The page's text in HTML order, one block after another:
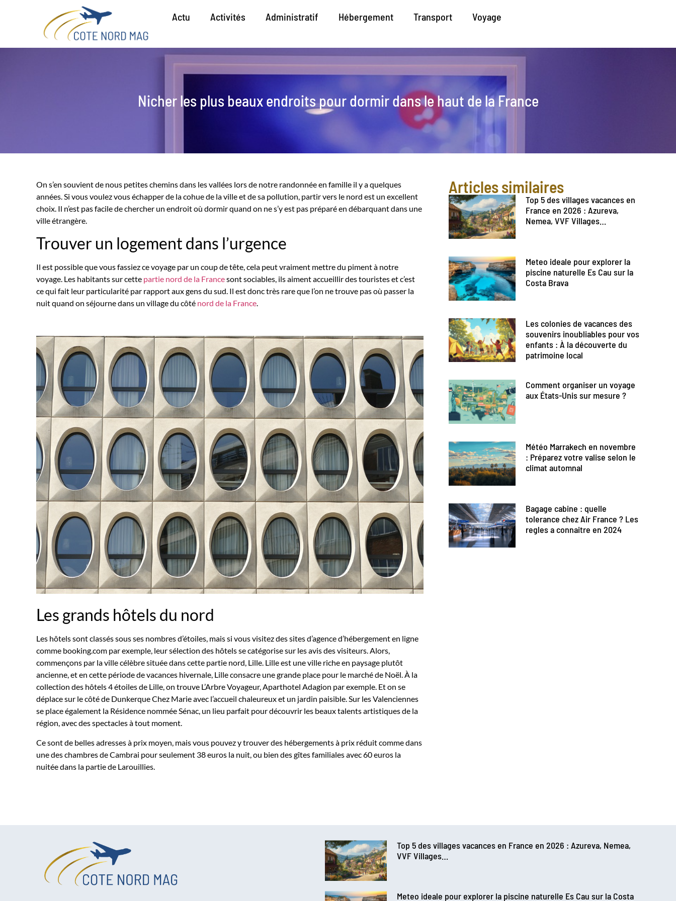
Actu Activités Administratif Hébergement Transport Voyage
Nicher les plus beaux endroits pour dormir dans le haut de la France
On s’en souvient de nous petites chemins dans les vallées lors de notre randonnée en famille il y a quelques
années. Si vous voulez vous échapper de la cohue de la ville et de sa pollution, partir vers le nord est un excellent
choix. Il n’est pas facile de chercher un endroit où dormir quand on ne s’y est pas préparé en débarquant dans une
ville étrangère.
Trouver un logement dans l’urgence
Il est possible que vous fassiez ce voyage par un coup de tête, cela peut vraiment mettre du piment à notre
voyage. Les habitants sur cette partie nord de la Francesont sociables, ils aiment accueillir des touristes et c’est
ce qui fait leur particularité par rapport aux gens du sud. Il est donc très rare que l’on ne trouve pas où passer la
nuit quand on séjourne dans un village du côté nord de la France.
Les grands hôtels du nord
Les hôtels sont classés sous ses nombres d’étoiles, mais si vous visitez des sites d’agence d’hébergement en ligne
comme booking.com par exemple, leur sélection des hôtels se catégorise sur les avis des visiteurs. Alors,
commençons par la ville célèbre située dans cette partie nord, Lille. Lille est une ville riche en paysage plutôt
ancienne, et en cette période de vacances hivernale, Lille consacre une grande place pour le marché de Noël. À la
collection des hôtels 4 étoiles de Lille, on trouve L’Arbre Voyageur, Aparthotel Adagion par exemple. Et on se
déplace sur le côté de Dunkerque Chez Marie avec l’accueil chaleureux et un jardin paisible. Sur les Valenciennes
se place également la Résidence nommée Sénac, un lieu parfait pour découvrir les beaux talents artistiques de la
région, avec des spectacles à tout moment.
Ce sont de belles adresses à prix moyen, mais vous pouvez y trouver des hébergements à prix réduit comme dans
une des chambres de Cambrai pour seulement 38 euros la nuit, ou bien des gîtes familiales avec 60 euros la
nuitée dans la partie de Larouillies.
Articles similaires
Top 5 des villages vacances en
France en 2026 : Azureva,
Nemea, VVF Villages…
Meteo ideale pour explorer la
piscine naturelle Es Cau sur la
Costa Brava
Les colonies de vacances des
souvenirs inoubliables pour vos
enfants : À la découverte du
patrimoine local
Comment organiser un voyage
aux États-Unis sur mesure ?
Météo Marrakech en novembre
: Préparez votre valise selon le
climat automnal
Bagage cabine : quelle
tolerance chez Air France ? Les
regles a connaitre en 2024
Top 5 des villages vacances en France en 2026 : Azureva, Nemea,
VVF Villages…
Meteo ideale pour explorer la piscine naturelle Es Cau sur la Costa